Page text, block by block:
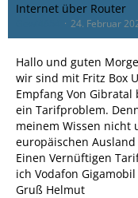
Internet über Router
24. Februar
Hallo und guten
wir sind mit Fritz Box
Empfang Von
ein Tarifproblem.
meinem Wissen nicht
europäischen
Einen Vernüftigen
ich Vodafon
Gruß Helmut